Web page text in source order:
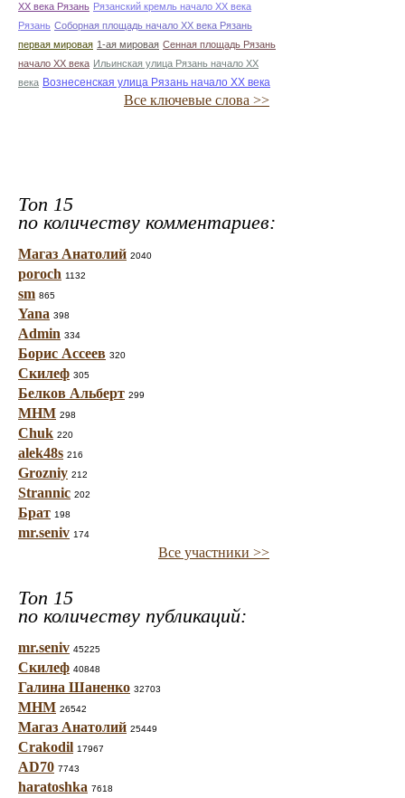
ХХ века Рязань Рязанский кремль начало ХХ века
Рязань Соборная площадь начало ХХ века Рязань
первая мировая 1-ая мировая Сенная площадь Рязань
начало ХХ века Ильинская улица Рязань начало ХХ
века Вознесенская улица Рязань начало ХХ века
Все ключевые слова >>
Топ 15
по количеству комментариев:
Магаз Анатолий 2040
poroch 1132
sm 865
Yana 398
Admin 334
Борис Ассеев 320
Скилеф 305
Белков Альберт 299
МНМ 298
Chuk 220
alek48s 216
Grozniy 212
Strannic 202
Брат 198
mr.seniv 174
Все участники >>
Топ 15
по количеству публикаций:
mr.seniv 45225
Скилеф 40848
Галина Шаненко 32703
МНМ 26542
Магаз Анатолий 25449
Crakodil 17967
AD70 7743
haratoshka 7618